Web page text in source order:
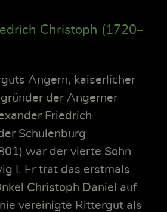
Christoph (1720–
Angern, kaiserlicher
der Angerner
Friedrich
Schulenburg
war der vierte Sohn
I. Er trat das erstmals
Christoph Daniel auf
vereinigte Rittergut als